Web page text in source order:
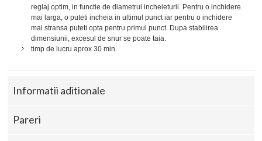
reglaj optim, in functie de diametrul incheieturii. Pentru o inchidere
mai larga, o puteti incheia in ultimul punct iar pentru o inchidere
mai stransa puteti opta pentru primul punct. Dupa stabilirea
dimensiunii, excesul de snur se poate taia.
timp de lucru aprox 30 min.
Informatii aditionale
Pareri